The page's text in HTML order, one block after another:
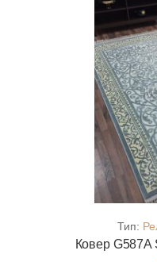
Тип:
Ковер